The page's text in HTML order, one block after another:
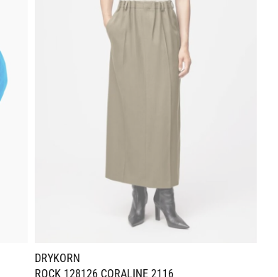
DRYKORN
ROCK 128126 CORALINE 2116